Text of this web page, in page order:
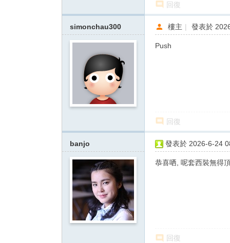
回復
simonchau300 樓主 | 發表於
Push
回復
banjo 發表於 2026-6-24
恭喜哂, 呢套西裝無得
回復